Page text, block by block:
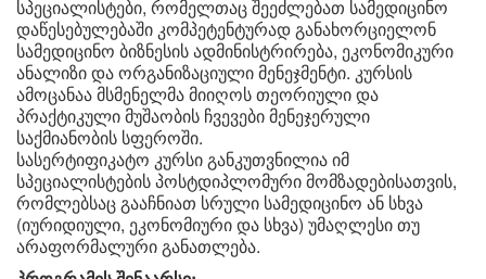
სპეციალისტები, რომელთაც შეეძლებათ სამედიცინო
დაწესებულებაში კომპეტენტურად განახორციელონ
სამედიცინო ბიზნესის ადმინისტრირება, ეკონომიკური
ანალიზი და ორგანიზაციული მენეჯმენტი. კურსის
ამოცანაა მსმენელმა მიიღოს თეორიული და
პრაქტიკული მუშაობის ჩვევები მენეჯერული
საქმიანობის სფეროში.
სასერტიფიკატო კურსი განკუთვნილია იმ
სპეციალისტების პოსტდიპლომური მომზადებისათვის,
რომლებსაც გააჩნიათ სრული სამედიცინო ან სხვა
(იურიდიული, ეკონომიური და სხვა) უმაღლესი თუ
არაფორმალური განათლება.